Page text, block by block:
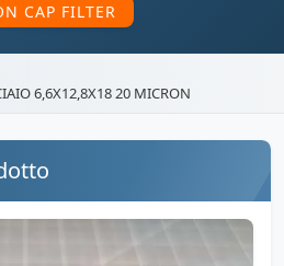
CAP FILTER
6,6X12,8X18 20 MICRON